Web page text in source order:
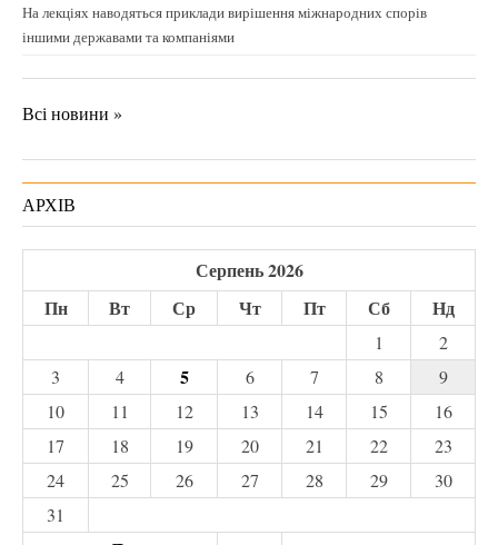
На лекціях наводяться приклади вирішення міжнародних спорів
іншими державами та компаніями
Всі новини »
АРХІВ
Серпень 2026
Пн
Вт Ср Чт Пт Сб Нд
1
2
3
4 5 6 7 8
9
10
11 12 13 14 15
16
17
18 19 20 21 22
23
24
25 26 27 28 29
30
31